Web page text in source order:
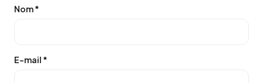
Nom*
E-mail *